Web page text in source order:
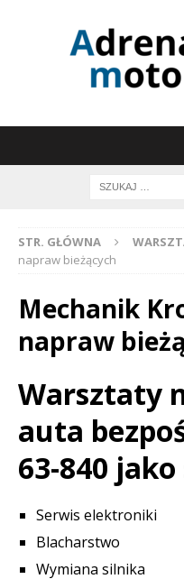
STR. GŁÓWNA
napraw bieżących
Mechanik
napraw
Warsztaty
auta
63-840
Serwis elektroniki
Blacharstwo
Wymiana silnika